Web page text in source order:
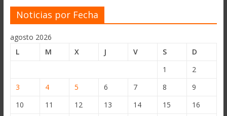
Noticias por Fecha
agosto 2026
L
M X J V S
D
1
2
3
4 5 6 7 8
9
10
11 12 13 14 15
16